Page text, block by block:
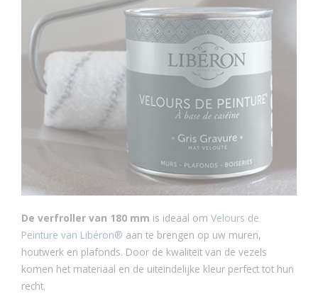
De verfroller van 180 mm is ideaal om Velours de
Peinture van Libéron® aan te brengen op uw muren,
houtwerk en plafonds. Door de kwaliteit van de vezels
komen het materiaal en de uiteindelijke kleur perfect tot hun
recht.